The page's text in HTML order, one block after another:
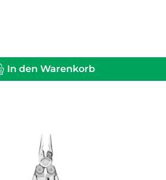
In den Warenkorb